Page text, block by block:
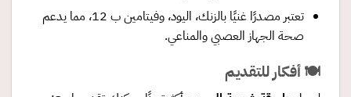
تعتبر مصدرًا غنيًا بالزنك، اليود، وفيتامين ب 12، مما يدعم
صحة الجهاز العصبي والمناعي.
🍽 أفكار للتقديم